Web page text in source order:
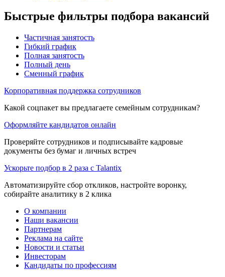
Быстрые фильтры подбора вакансий
Частичная занятость
Гибкий график
Полная занятость
Полный день
Сменный график
Корпоративная поддержка сотрудников
Какой соцпакет вы предлагаете семейным сотрудникам?
Оформляйте кандидатов онлайн
Проверяйте сотрудников и подписывайте кадровые
документы без бумаг и личных встреч
Ускорьте подбор в 2 раза с Talantix
Автоматизируйте сбор откликов, настройте воронку,
собирайте аналитику в 2 клика
О компании
Наши вакансии
Партнерам
Реклама на сайте
Новости и статьи
Инвесторам
Кандидаты по профессиям